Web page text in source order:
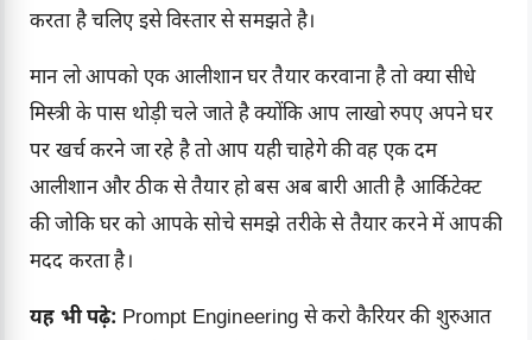
करता है चलिए इसे विस्तार से समझते है।
मान लो आपको एक आलीशान घर तैयार करवाना है तो क्या सीधे
मिस्त्री के पास थोड़ी चले जाते है क्योंकि आप लाखो रुपए अपने घर
पर खर्च करने जा रहे है तो आप यही चाहेगे की वह एक दम
आलीशान और ठीक से तैयार हो बस अब बारी आती है आर्किटेक्ट
की जोकि घर को आपके सोचे समझे तरीके से तैयार करने में आपकी
मदद करता है।
यह भी पढ़े: Prompt Engineering से करो कैरियर की शुरुआत